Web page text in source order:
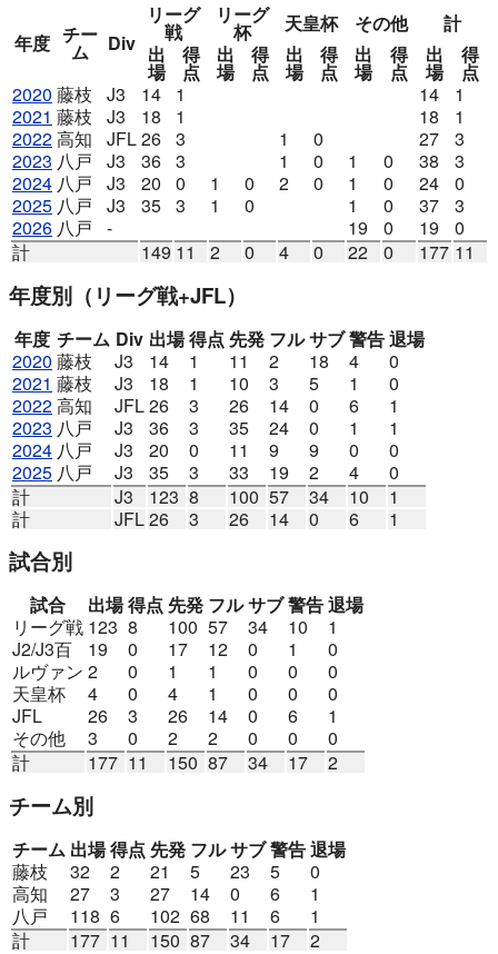
年度 チー
ム Div
リーグ
戦
リーグ
杯 天皇杯 その他
計
出
場
得
点
出
場
得
点
出
場
得
点
出
場
得
点
出
場
得
点
2020 藤枝 J3 14 1 14
1
2021 藤枝 J3 18 1 18
1
2022高知 JFL26 3 1 0 27
3
2023 八戸 J3 36 3 1 0 1 0 38
3
2024 八戸 J3 20 0 1 0 2 0 1 0 24
0
2025 八戸 J3 35 3 1 0 1 0 37
3
2026 八戸 - 19 0 19
0
計
149 11 2 0 4 0 22 0 177 11
年度別 （リーグ戦+JFL）
年度 チーム Div 出場得点 先発 フルサブ警告退場
2020 藤枝 J3 14 1 11 2 18 4
0
2021 藤枝 J3 18 1 10 3 5 1
0
2022高知 JFL26 3 26 14 0 6
1
2023 八戸 J3 36 3 35 24 0 1
1
2024 八戸 J3 20 0 11 9 9 0
0
2025 八戸 J3 35 3 33 19 2 4
0
計
J3 123 8 100 57 34 10
1
計
JFL26 3 26 14 0 6 1
試合別
試合 出場得点 先発 フルサブ警告退場
リーグ戦 123 8 100 57 34 10
1
J2/J3百
19 0 17 12 0 1
0
ルヴァン 2 0 1 1 0 0
0
天皇杯
4 0 4 1 0 0
0
JFL
26 3 26 14 0 6
1
その他
3 0 2 2 0 0
0
計
177 11 150 87 34 17 2
チーム別
チーム 出場得点 先発 フルサブ警告退場
藤枝
32 2 21 5 23 5
0
高知
27 3 27 14 0 6
1
八戸
118 6 102 68 11 6
1
計
177 11 150 87 34 17 2